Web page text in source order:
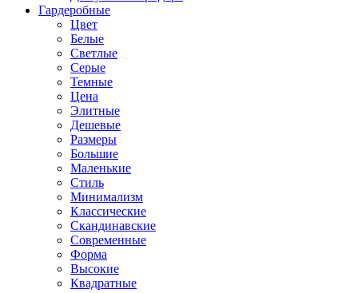
Гардеробные
Цвет
Белые
Светлые
Серые
Темные
Цена
Элитные
Дешевые
Размеры
Большие
Маленькие
Стиль
Минимализм
Классические
Скандинавские
Современные
Форма
Высокие
Квадратные